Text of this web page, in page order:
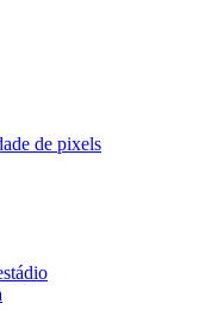
de pixels